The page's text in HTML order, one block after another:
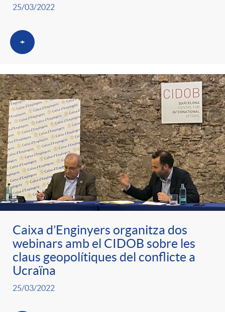
25/03/2022
+
Caixa d’Enginyers organitza dos
webinars amb el CIDOB sobre les
claus geopolítiques del conflicte a
Ucraïna
25/03/2022